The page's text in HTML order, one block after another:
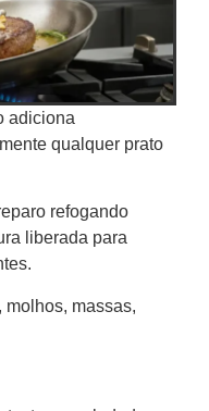
adiciona
qualquer prato
refogando
liberada para
molhos, massas,